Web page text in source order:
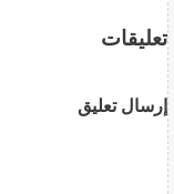
تعليقات
إرسال تعليق